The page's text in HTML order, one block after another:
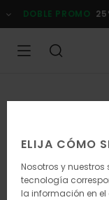
la
DOBLE PROMO
ELIJA CÓMO
Nosotros y
tecnología
la información en